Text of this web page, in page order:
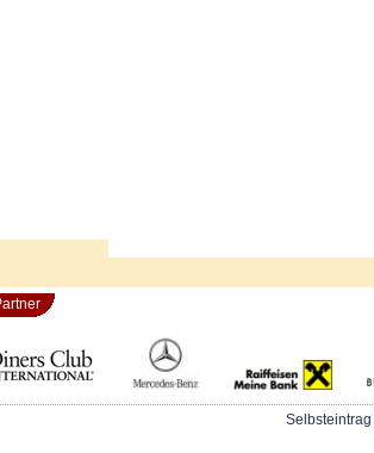
Selbsteintrag